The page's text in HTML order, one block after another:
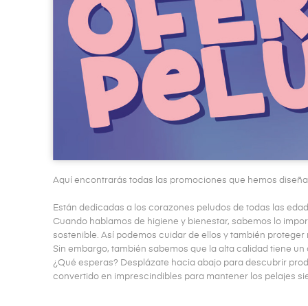
Aquí encontrarás todas las promociones que hemos
Están dedicadas a los corazones peludos de todas las
Cuando hablamos de higiene y bienestar, sabemos lo
sostenible. Así podemos cuidar de ellos y también proteger
Sin embargo, también sabemos que la alta calidad tiene un
¿Qué esperas? Desplázate hacia abajo para descubrir
convertido en imprescindibles para mantener los pelajes